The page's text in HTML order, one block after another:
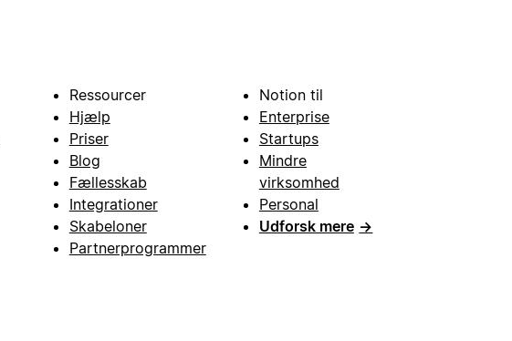
Ressourcer
Hjælp
Priser
Blog
Fællesskab
Integrationer
Skabeloner
Partnerprogrammer
Notion til
Enterprise
Startups
Mindre
virksomhed
Personal
Udforsk mere →